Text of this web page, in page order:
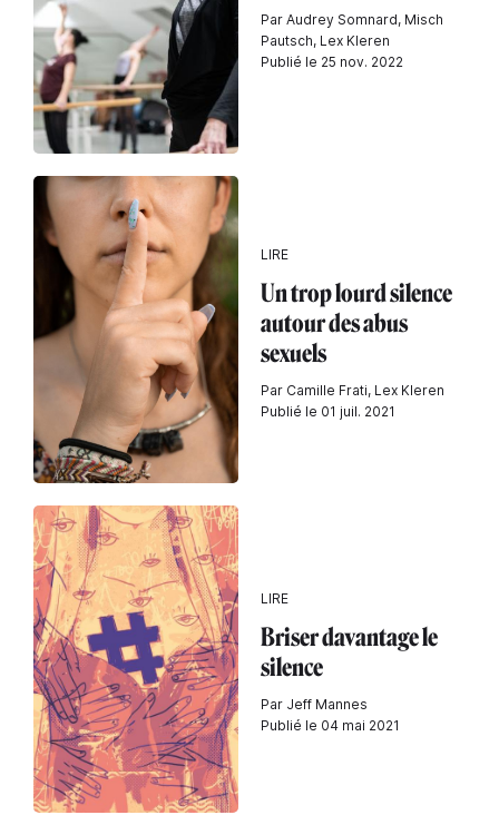
Par Audrey Somnard, Misch
Pautsch, Lex Kleren
Publié le 25 nov. 2022
LIRE
Un trop lourd silence
autour des abus
sexuels
Par Camille Frati, Lex Kleren
Publié le 01 juil. 2021
LIRE
Briser davantage le
silence
Par Jeff Mannes
Publié le 04 mai 2021